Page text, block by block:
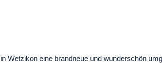
eine brandneue und wunderschön